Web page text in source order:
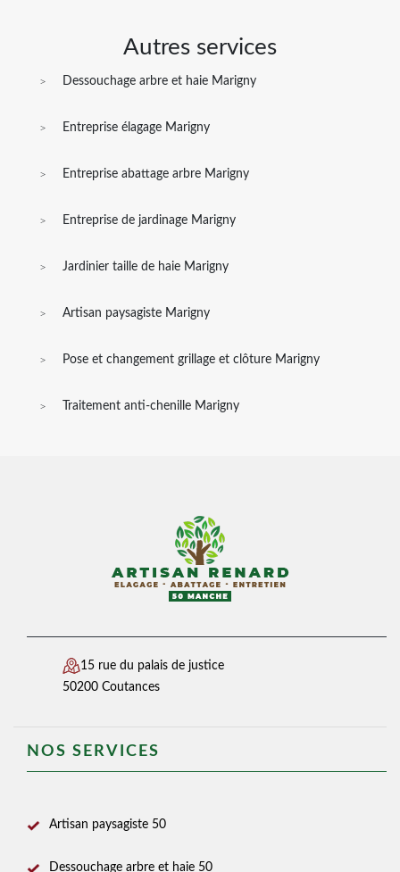
Autres services
Dessouchage arbre et haie Marigny
Entreprise élagage Marigny
Entreprise abattage arbre Marigny
Entreprise de jardinage Marigny
Jardinier taille de haie Marigny
Artisan paysagiste Marigny
Pose et changement grillage et clôture Marigny
Traitement anti-chenille Marigny
15 rue du palais de justice
50200 Coutances
NOS SERVICES
Artisan paysagiste 50
Dessouchage arbre et haie 50